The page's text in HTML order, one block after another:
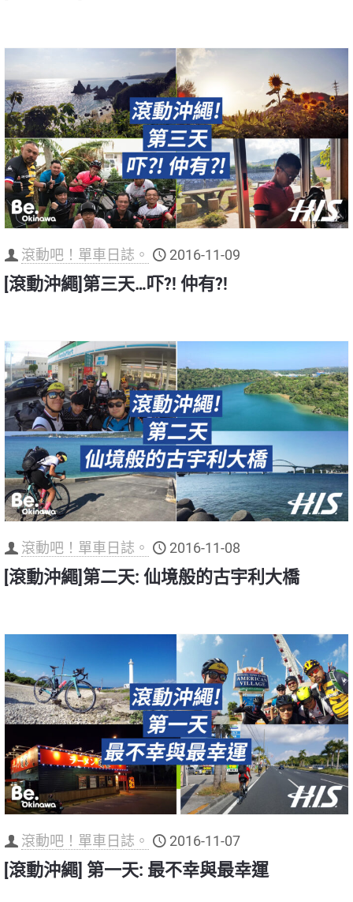
滾動吧！單車日誌。 2016-11-09
[滾動沖繩]第三天…吓?! 仲有?!
滾動吧！單車日誌。 2016-11-08
[滾動沖繩]第二天: 仙境般的古宇利大橋
滾動吧！單車日誌。 2016-11-07
[滾動沖繩] 第一天: 最不幸與最幸運